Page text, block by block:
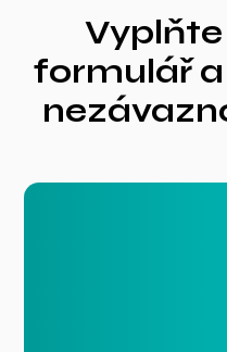
formulář